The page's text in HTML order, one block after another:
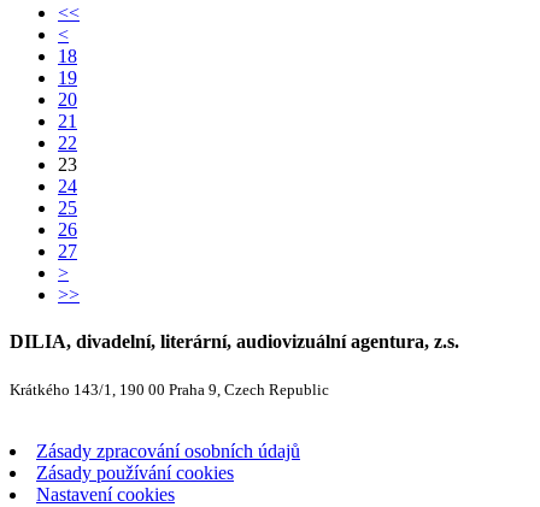
<<
<
18
19
20
21
22
23
24
25
26
27
>
>>
DILIA, divadelní, literární, audiovizuální agentura, z.s.
Krátkého 143/1, 190 00 Praha 9, Czech Republic
Zásady zpracování osobních údajů
Zásady používání cookies
Nastavení cookies